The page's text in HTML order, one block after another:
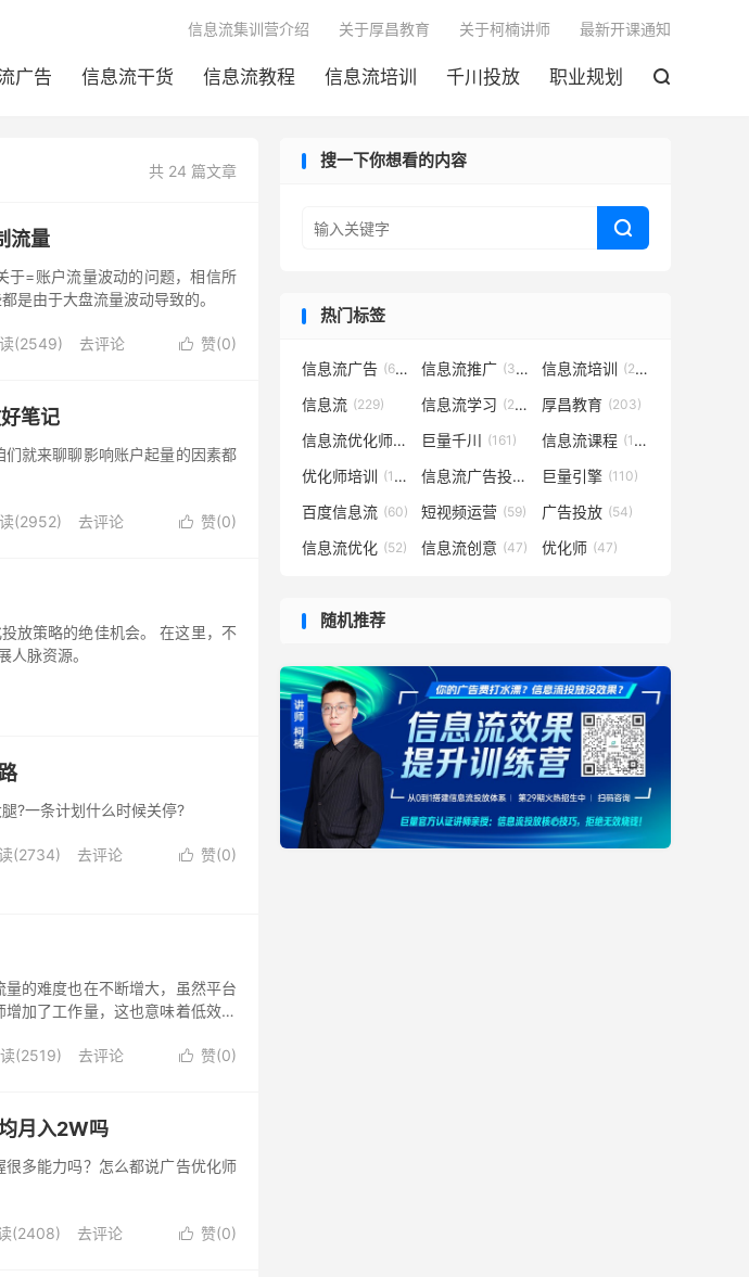
广告 信息流干货 信息流教程 信息流培训 千川投放 职业规划 
信息流集训营介绍 关于厚昌教育 关于柯楠讲师 最新开课通知
共 24 篇文章
流量
于=账户流量波动的问题，相信所
是由于大盘流量波动导致的。
 赞(0)
(2549) 去评论
笔记
就来聊聊影响账户起量的因素都
 赞(0)
(2952) 去评论
绝佳机会。 在这里，不
脉资源。
?一条计划什么时候关停?
 赞(0)
(2734) 去评论
的难度也在不断增大，虽然平台
加了工作量，这也意味着低效、
 赞(0)
(2519) 去评论
月入2W吗
多能力吗？怎么都说广告优化师
 赞(0)
(2408) 去评论
搜一下你想看的内容

热门标签
信息流广告 (683) 信息流推广 (301) 信息流培训 (252)
信息流 (229) 信息流学习 (221) 厚昌教育 (203)
信息流优化师(182)巨量千川 (161) 信息流课程 (152)
优化师培训 (133) 信息流广告投放 (127)
巨量引擎 (110)
百度信息流 (60) 短视频运营 (59) 广告投放 (54)
信息流优化 (52) 信息流创意 (47) 优化师 (47)
随机推荐